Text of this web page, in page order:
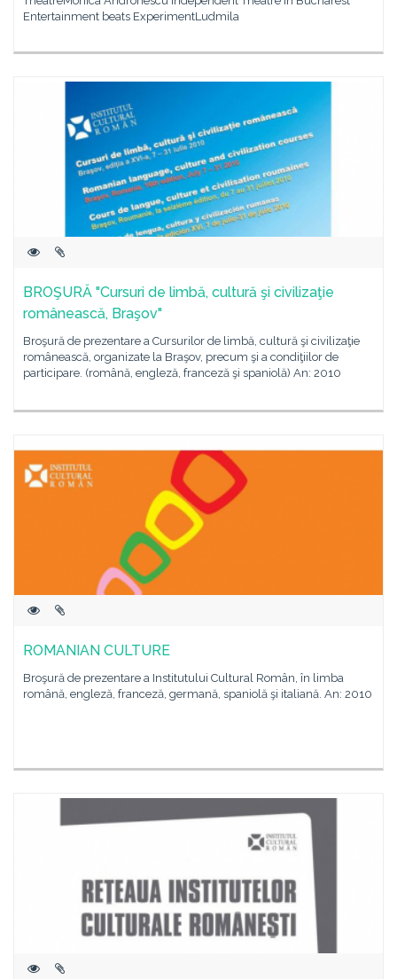
Entertainment beats ExperimentLudmila
BROŞURĂ "Cursuri de limbă, cultură şi civilizaţie
românească, Braşov"
Broşură de prezentare a Cursurilor de limbă, cultură şi civilizaţie
românească, organizate la Braşov, precum şi a condiţiilor de
participare. (română, engleză, franceză şi spaniolă) An: 2010
ROMANIAN CULTURE
Broşură de prezentare a Institutului Cultural Român, în limba
română, engleză, franceză, germană, spaniolă şi italiană. An: 2010